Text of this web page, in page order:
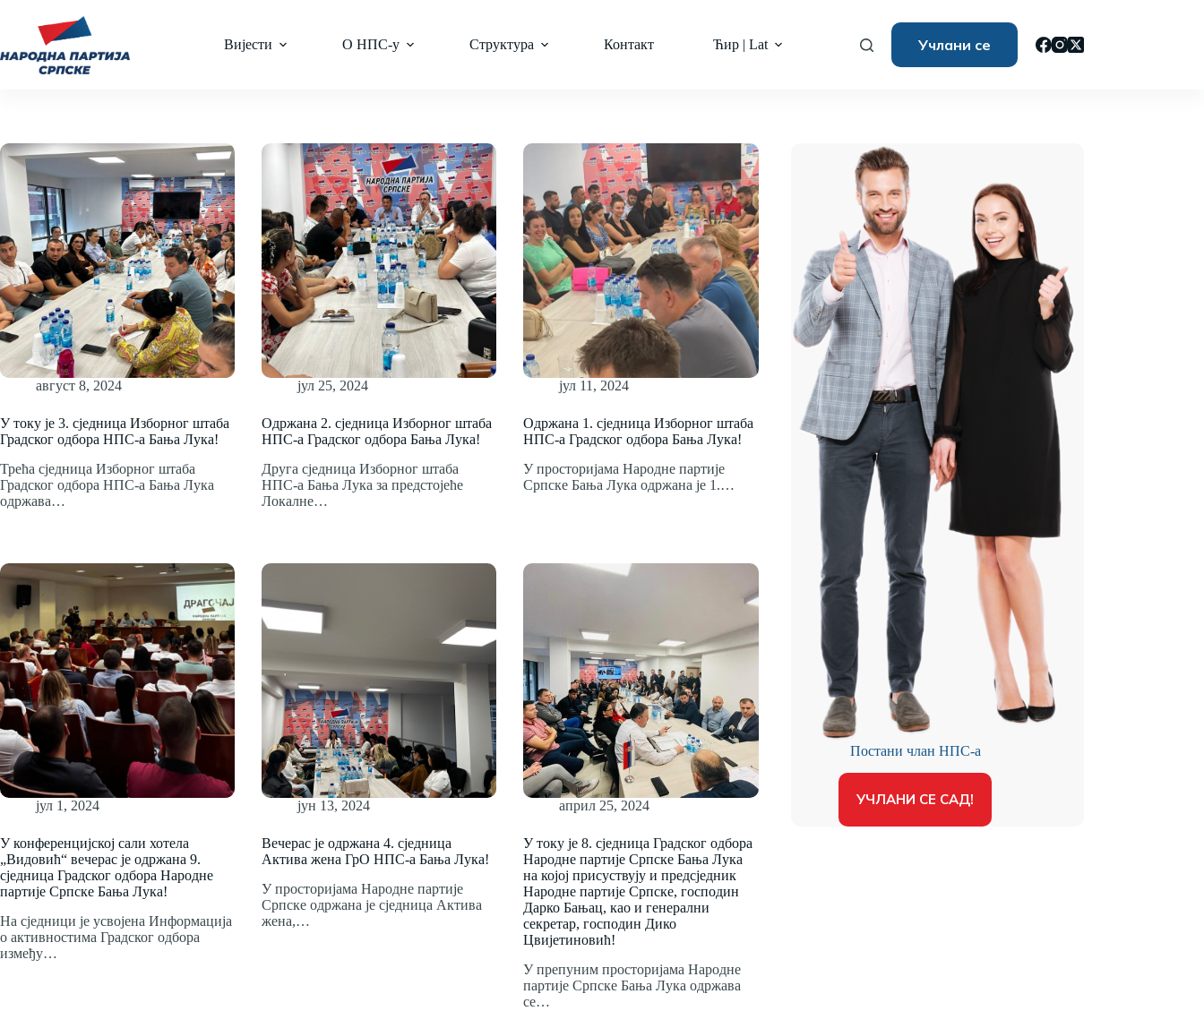
Вијести О НПС-у Структура Контакт Ћир | Lat Учлани се
август 8, 2024
У току је 3. сједница Изборног штаба
Градског одбора НПС-а Бања Лука!
Трећа сједница Изборног штаба
Градског одбора НПС-а Бања Лука
одржава…
јул 25, 2024
Одржана 2. сједница Изборног штаба
НПС-а Градског одбора Бања Лука!
Друга сједница Изборног штаба
НПС-а Бања Лука за предстојеће
Локалне…
јул 11, 2024
Одржана 1. сједница Изборног штаба
НПС-а Градског одбора Бања Лука!
У просторијама Народне партије
Српске Бања Лука одржана је 1.…
јул 1, 2024
У конференцијској сали хотела
„Видовић“ вечерас је одржана 9.
сједница Градског одбора Народне
партије Српске Бања Лука!
На сједници је усвојена Информација
о активностима Градског одбора
између…
јун 13, 2024
Вечерас је одржана 4. сједница
Актива жена ГрО НПС-а Бања Лука!
У просторијама Народне партије
Српске одржана је сједница Актива
жена,…
април 25, 2024
У току је 8. сједница Градског одбора
Народне партије Српске Бања Лука
на којој присуствују и предсједник
Народне партије Српске, господин
Дарко Бањац, као и генерални
секретар, господин Дико
Цвијетиновић!
У препуним просторијама Народне
партије Српске Бања Лука одржава
се…
Постани члан НПС-а
УЧЛАНИ СЕ САД!